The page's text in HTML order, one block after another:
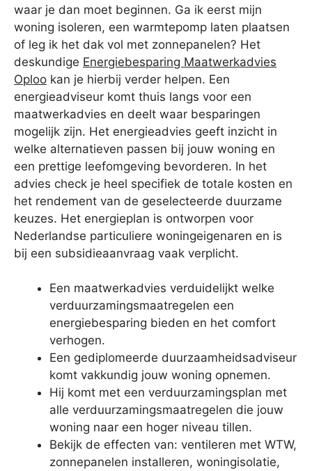
waar je dan moet beginnen. Ga ik eerst mijn
woning isoleren, een warmtepomp laten plaatsen
of leg ik het dak vol met zonnepanelen? Het
deskundige Energiebesparing Maatwerkadvies
Oploo kan je hierbij verder helpen. Een
energieadviseur komt thuis langs voor een
maatwerkadvies en deelt waar besparingen
mogelijk zijn. Het energieadvies geeft inzicht in
welke alternatieven passen bij jouw woning en
een prettige leefomgeving bevorderen. In het
advies check je heel specifiek de totale kosten en
het rendement van de geselecteerde duurzame
keuzes. Het energieplan is ontworpen voor
Nederlandse particuliere woningeigenaren en is
bij een subsidieaanvraag vaak verplicht.
Een maatwerkadvies verduidelijkt welke
verduurzamingsmaatregelen een
energiebesparing bieden en het comfort
verhogen.
Een gediplomeerde duurzaamheidsadviseur
komt vakkundig jouw woning opnemen.
Hij komt met een verduurzamingsplan met
alle verduurzamingsmaatregelen die jouw
woning naar een hoger niveau tillen.
Bekijk de effecten van: ventileren met WTW,
zonnepanelen installeren, woningisolatie,